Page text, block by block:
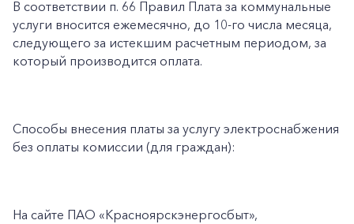
В соответствии п. 66 Правил Плата за коммунальные
услуги вносится ежемесячно, до 10-го числа месяца,
следующего за истекшим расчетным периодом, за
который производится оплата.
Способы внесения платы за услугу электроснабжения
без оплаты комиссии (для граждан):
На сайте ПАО «Красноярскэнергосбыт»,